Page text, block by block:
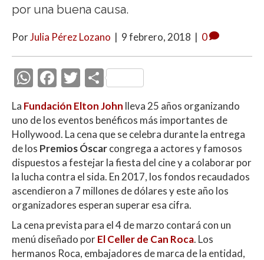
por una buena causa.
PorJulia Pérez Lozano | 9 febrero, 2018 | 0
W
at
s
A
p
p
F
ac
e
b
o
o
k
T
w
itt
er
C
o
m
p
ar
ti
r
La Fundación Elton John lleva 25 años organizando
uno de los eventos benéficos más importantes de
Hollywood. La cena que se celebra durante la entrega
de los Premios Óscarcongrega a actores y famosos
dispuestos a festejar la fiesta del cine y a colaborar por
la lucha contra el sida. En 2017, los fondos recaudados
ascendieron a 7 millones de dólares y este año los
organizadores esperan superar esa cifra.
La cena prevista para el 4 de marzo contará con un
menú diseñado porEl Celler de Can Roca. Los
hermanos Roca, embajadores de marca de la entidad,